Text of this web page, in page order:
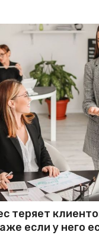
теряет
если у него